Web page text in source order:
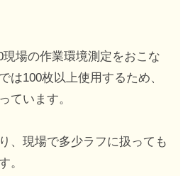
場の作業環境測定をおこな
は100枚以上使用するため、
ています。
、現場で多少ラフに扱っても
。